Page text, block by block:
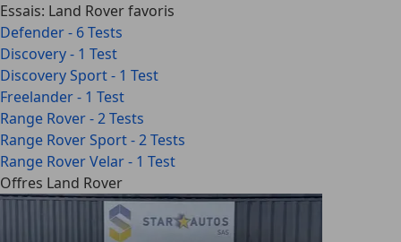
Essais: Land Rover favoris
Defender - 6 Tests
Discovery - 1 Test
Discovery Sport - 1 Test
Freelander - 1 Test
Range Rover - 2 Tests
Range Rover Sport - 2 Tests
Range Rover Velar - 1 Test
Offres Land Rover